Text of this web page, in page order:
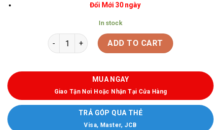
Đổi Mới 30 ngày
In stock
ADD TO CART
MUA NGAY
Giao Tận Nơi Hoặc Nhận Tại Cửa Hàng
TRẢ GÓP QUA THẺ
Visa, Master, JCB